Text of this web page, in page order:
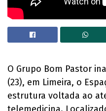
O Grupo Bom Pastor
(23), em Limeira, o
estrutura voltada ao